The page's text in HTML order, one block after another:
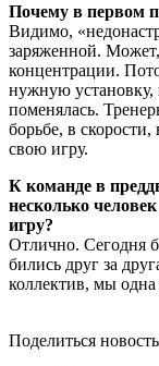
Почему в первом
Видимо,
заряженной.
концентрации.
нужную
поменялась.
борьбе, в скорости,
свою игру.
К команде в
несколько
игру?
Отлично. Сегодня
бились друг за
коллектив, мы одна
Поделиться